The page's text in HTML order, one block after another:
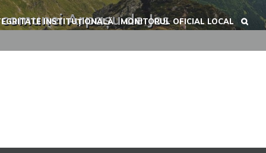
INSTITUȚIONALĂ MONITORUL OFICIAL LOCAL
Arpașu de Jos